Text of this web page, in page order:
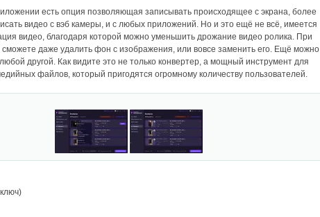
есть опция позволяющая записывать происходящее с экрана, более
видео с вэб камеры, и с любых приложений. Но и это ещё не всё, имеется
видео, благодаря которой можно уменьшить дрожание видео ролика. При
даже удалить фон с изображения, или вовсе заменить его. Ещё можно
другой. Как видите это не только конвертер, а мощный инструмент для
файлов, который пригодятся огромному количеству пользователей.